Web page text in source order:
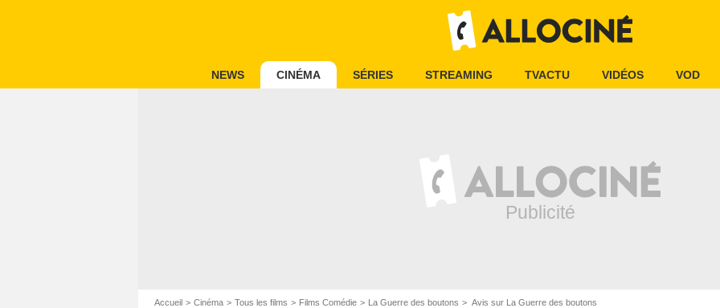
NEWS CINÉMA SÉRIES STREAMING TVACTU VIDÉOS VOD
Accueil Cinéma Tous les films Films Comédie La Guerre des boutons Avis sur La Guerre des boutons